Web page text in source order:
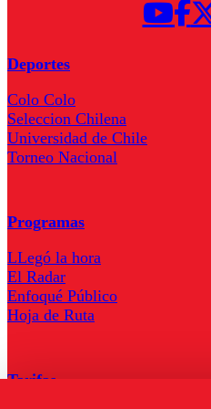
Deportes
Colo Colo
Seleccion Chilena
Universidad de Chile
Torneo Nacional
Programas
LLegó la hora
El Radar
Enfoqué Público
Hoja de Ruta
Tarifas